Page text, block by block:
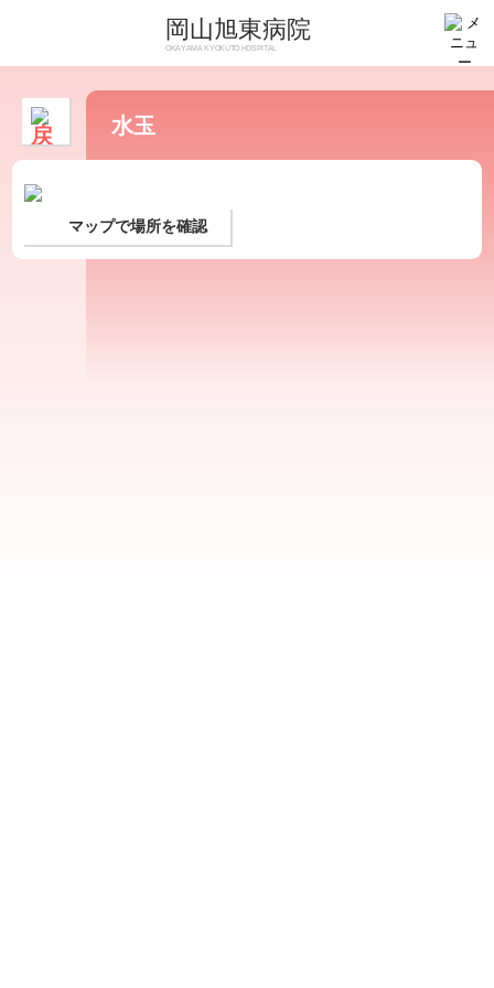
岡山旭東病院
OKAYAMA KYOKUTO HOSPITAL
水玉
マップで場所を確認